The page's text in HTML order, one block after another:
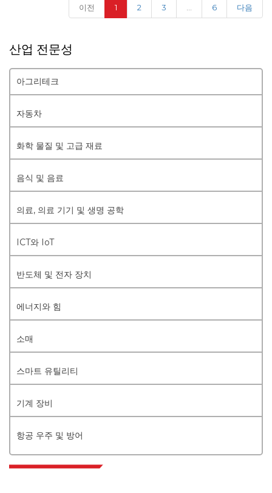
이전 1 (current)
2 3 6 다음
산업 전문성
아그리테크
자동차
화학 물질 및 고급 재료
음식 및 음료
의료, 의료 기기 및 생명 공학
ICT와 IoT
반도체 및 전자 장치
에너지와 힘
소매
스마트 유틸리티
기계 장비
항공 우주 및 방어